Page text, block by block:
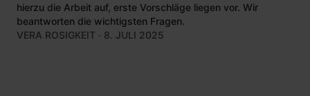
hierzu die Arbeit auf, erste Vorschläge liegen vor. Wir
beantworten die wichtigsten Fragen.
VERA ROSIGKEIT · 8. JULI 2025